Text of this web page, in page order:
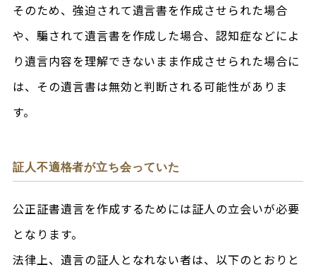
そのため、強迫されて遺言書を作成させられた場合
や、騙されて遺言書を作成した場合、認知症などによ
り遺言内容を理解できないまま作成させられた場合に
は、その遺言書は無効と判断される可能性がありま
す。
証人不適格者が立ち会っていた
公正証書遺言を作成するためには証人の立会いが必要
となります。
法律上、遺言の証人となれない者は、以下のとおりと